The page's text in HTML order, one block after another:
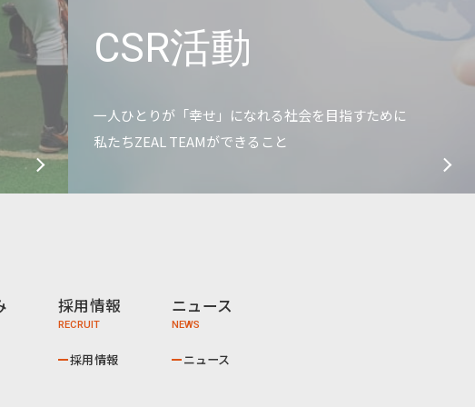
CSR活動
一人ひとりが「幸せ」になれる社会を目指すために
私たちZEAL TEAMができること
採用情報
採用情報
ニュース
ニュース